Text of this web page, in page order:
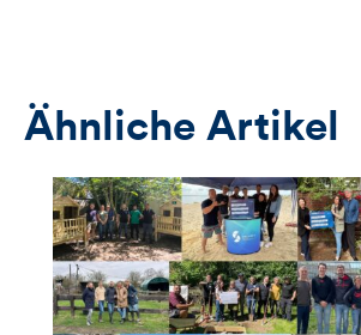
Ähnliche Artikel